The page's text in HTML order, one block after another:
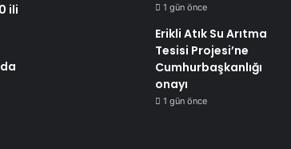
ili
1 gün önce
Erikli Atık Su Arıtma
Tesisi Projesi’ne
Cumhurbaşkanlığı
onayı
1 gün önce